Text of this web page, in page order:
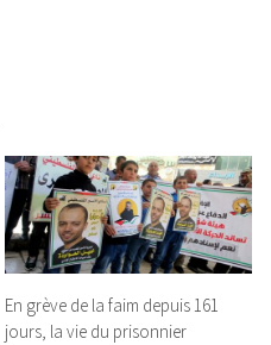
En grève de la faim depuis 161
jours, la vie du prisonnier